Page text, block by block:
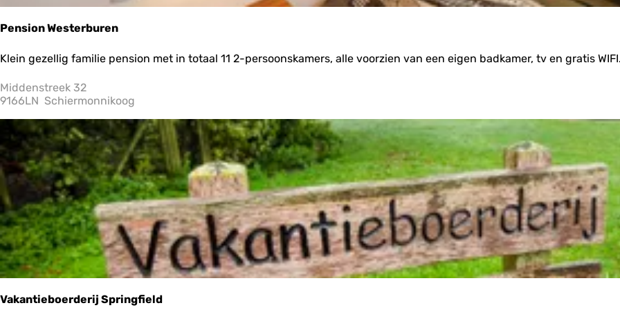
Pension Westerburen
P
n
s
o
W
e
s
e
r
b
u
r
e
n
Klein gezellig familie pension met in totaal 11 2-persoonskamers, alle voorzien van een eigen badkamer, tv en gratis
Middenstreek 32
9166LN Schiermonnikoog
Vakantieboerderij Springfield